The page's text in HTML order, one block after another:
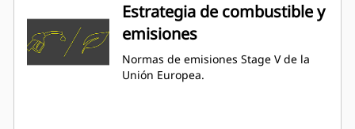
Estrategia de combustible y
emisiones
Normas de emisiones Stage V de la
Unión Europea.